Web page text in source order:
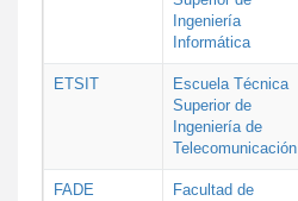
Ingeniería
Informática
ETSIT
Escuela Técnica
Superior de
Ingeniería de
Telecomunicación
FADE
Facultad de